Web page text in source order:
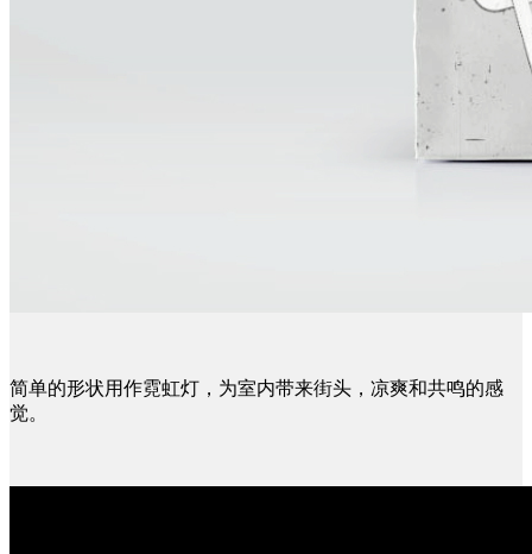
简单的形状用作霓虹灯，为室内带来街头，凉爽和共鸣的感
觉。